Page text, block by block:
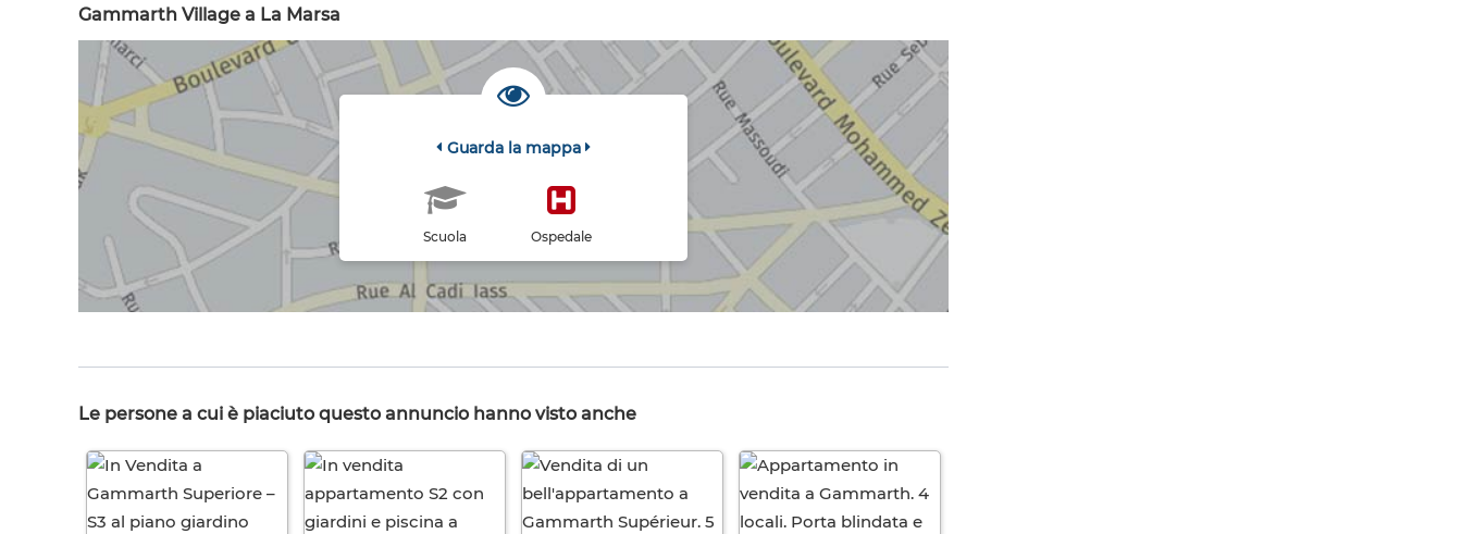
Gammarth Village a La Marsa
Guarda la mappa
Scuola Ospedale
Le persone a cui è piaciuto questo annuncio hanno visto anche